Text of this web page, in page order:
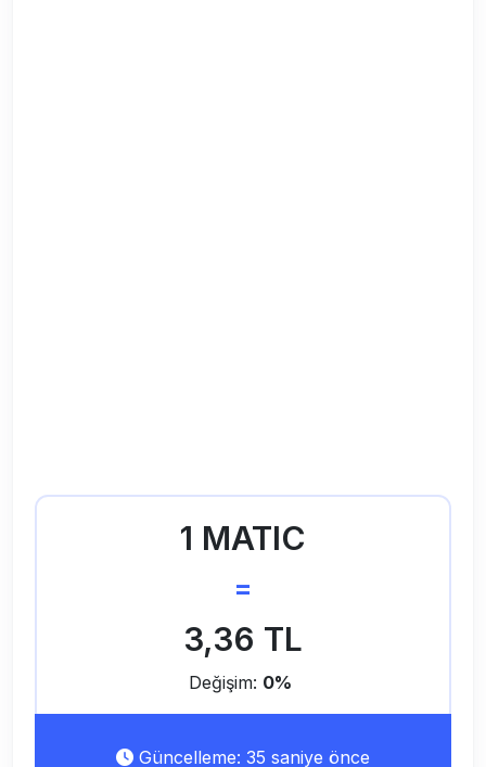
1 MATIC
=
3,36 TL
Değişim: 0%
Güncelleme: 35 saniye önce